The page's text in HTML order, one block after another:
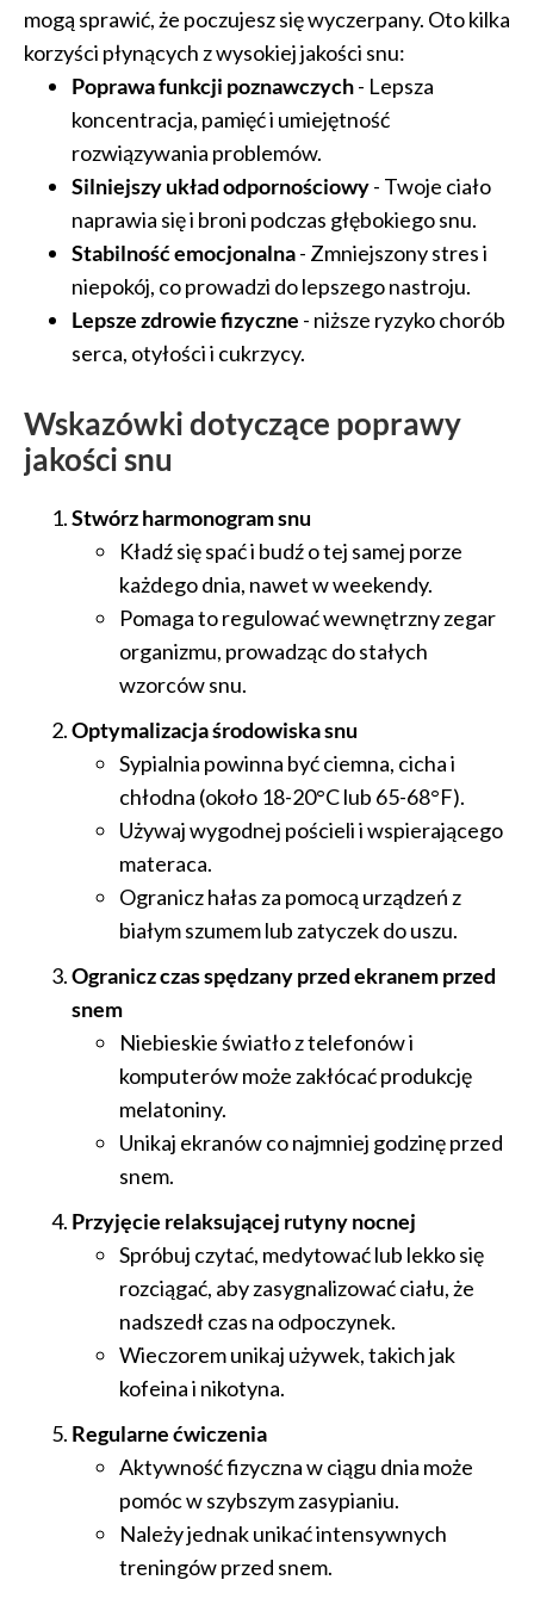
mogą sprawić, że poczujesz się wyczerpany. Oto kilka
korzyści płynących z wysokiej jakości snu:
Poprawa funkcji poznawczych- Lepsza
koncentracja, pamięć i umiejętność
rozwiązywania problemów.
Silniejszy układ odpornościowy- Twoje ciało
naprawia się i broni podczas głębokiego snu.
Stabilność emocjonalna- Zmniejszony stres i
niepokój, co prowadzi do lepszego nastroju.
Lepsze zdrowie fizyczne - niższe ryzyko chorób
serca, otyłości i cukrzycy.
Wskazówki dotyczące poprawy
jakości snu
Stwórz harmonogram snu
Kładź się spać i budź o tej samej porze
każdego dnia, nawet w weekendy.
Pomaga to regulować wewnętrzny zegar
organizmu, prowadząc do stałych
wzorców snu.
Optymalizacja środowiska snu
Sypialnia powinna być ciemna, cicha i
chłodna (około 18-20°C lub 65-68°F).
Używaj wygodnej pościeli i wspierającego
materaca.
Ogranicz hałas za pomocą urządzeń z
białym szumem lub zatyczek do uszu.
Ogranicz czas spędzany przed ekranem przed
snem
Niebieskie światło z telefonów i
komputerów może zakłócać produkcję
melatoniny.
Unikaj ekranów co najmniej godzinę przed
snem.
Przyjęcie relaksującej rutyny nocnej
Spróbuj czytać, medytować lub lekko się
rozciągać, aby zasygnalizować ciału, że
nadszedł czas na odpoczynek.
Wieczorem unikaj używek, takich jak
kofeina i nikotyna.
Regularne ćwiczenia
Aktywność fizyczna w ciągu dnia może
pomóc w szybszym zasypianiu.
Należy jednak unikać intensywnych
treningów przed snem.